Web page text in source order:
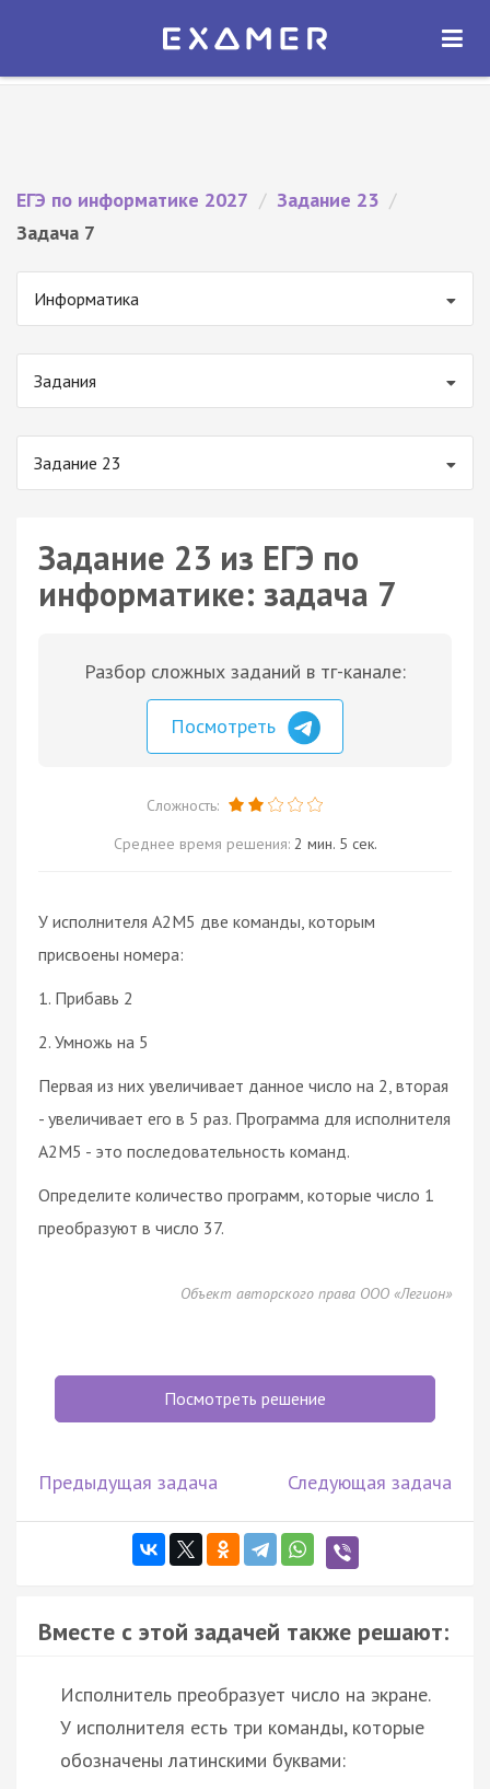
Экзамер — ЕГЭ 2027
ОТКРЫТЬ
ЕГЭ по информатике 2027 / Задание 23 /
Задача 7
Информатика
Задания
Задание 23
Задание 23 из ЕГЭ по
информатике: задача 7
Разбор сложных заданий в тг-канале:
Посмотреть
Сложность:
Среднее время решения: 2 мин. 5 сек.
У исполнителя A2M5 две команды, которым
присвоены номера:
1. Прибавь 2
2. Умножь на 5
Первая из них увеличивает данное число на 2, вторая
- увеличивает его в 5 раз. Программа для исполнителя
A2M5 - это последовательность команд.
Определите количество программ, которые число 1
преобразуют в число 37.
Объект авторского права ООО «Легион»
Посмотреть решение
Предыдущая задача Следующая задача
Вместе с этой задачей также решают:
Исполнитель преобразует число на экране.
У исполнителя есть три команды, которые
обозначены латинскими буквами: